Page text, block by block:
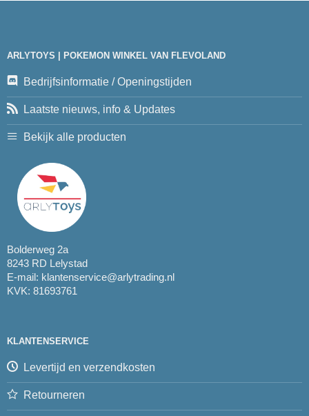
ARLYTOYS | POKEMON WINKEL VAN FLEVOLAND
Bedrijfsinformatie / Openingstijden
Laatste nieuws, info & Updates
Bekijk alle producten
Bolderweg 2a
8243 RD Lelystad
E-mail: klantenservice@arlytrading.nl
KVK: 81693761
KLANTENSERVICE
Levertijd en verzendkosten
Retourneren